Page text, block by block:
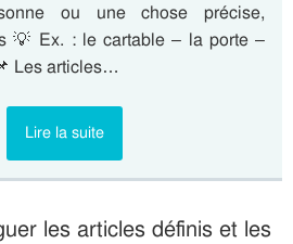
ou une chose précise,
💡 Ex. : le cartable – la porte –
Les articles…
Lire la suite
les articles définis et les